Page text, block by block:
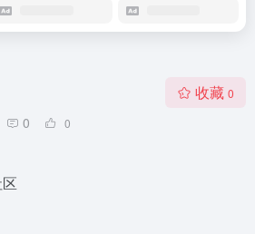
0 0
收藏 0